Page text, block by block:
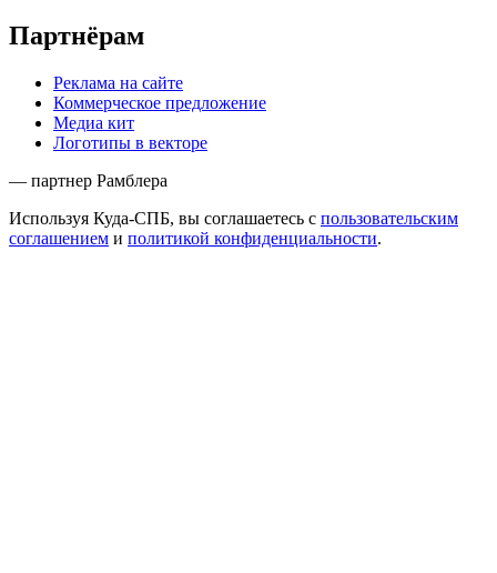
Партнёрам
Реклама на сайте
Коммерческое предложение
Медиа кит
Логотипы в векторе
— партнер Рамблера
Используя Куда-СПБ, вы соглашаетесь с пользовательским
соглашением и политикой конфиденциальности.